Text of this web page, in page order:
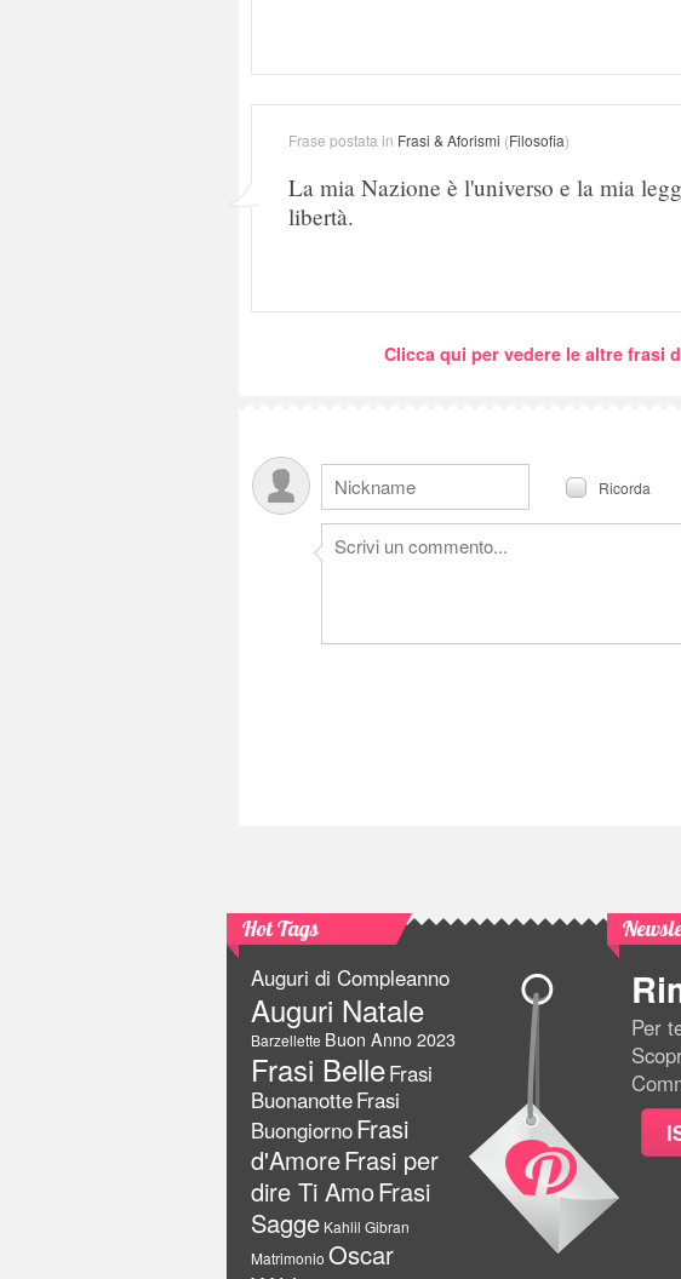
Frase postata in Frasi & Aforismi (Filosofia)
La mia Nazione è l'universo e la mia
libertà.
Clicca qui per vedere le altre frasi
Ricorda
Hot Tags
Auguri di Compleanno
Auguri Natale
Barzellette Buon Anno 2023
Frasi BelleFrasi
BuonanotteFrasi
BuongiornoFrasi
d'AmoreFrasi per
dire Ti AmoFrasi
Sagge Kahlil Gibran
Matrimonio Oscar
Per